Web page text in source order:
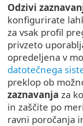
Odzivi
konfigurirate
za vsak profil
privzeto
opredeljena v
datotečnega
preklop ob
zaznavanja za
in zaščite po
ravni poročanja